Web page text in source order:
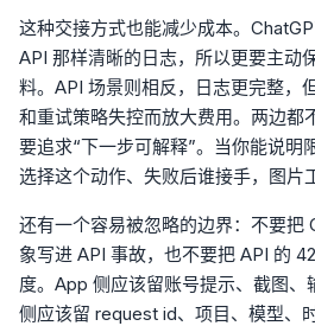
这种交接方式也能减少成本。
API 那样清晰的日志，所以更要主动
料。API 场景则相反，日志更完整，
和重试策略失控而放大费用。两边都
要追求“下一步可解释”。当你能说明
选择这个动作、失败后谁接手，图片
还有一个容易被忽略的边界：不要把
象写进 API 事故，也不要把 API 的
度。App 侧应该留账号提示、截图、
侧应该留 request id、项目、模型、